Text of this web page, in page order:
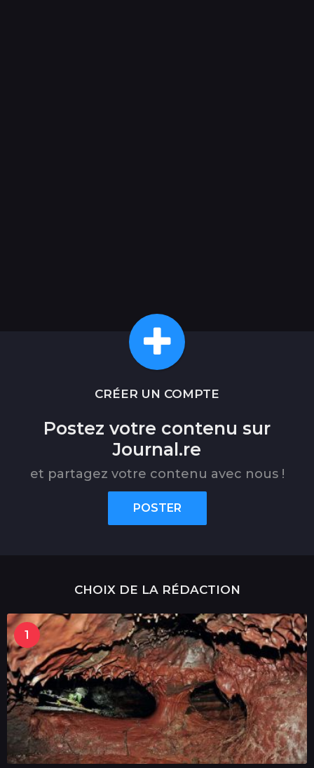
CRÉER UN COMPTE
Postez votre contenu sur
Journal.re
et partagez votre contenu avec nous !
POSTER
CHOIX DE LA RÉDACTION
1